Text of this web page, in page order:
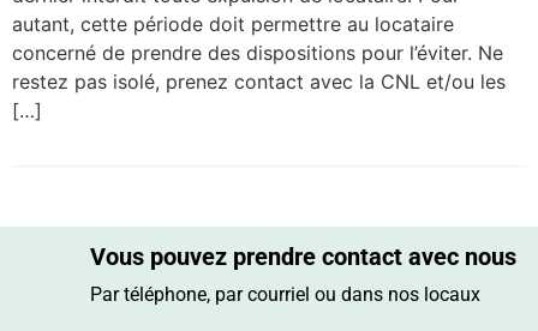
autant, cette période doit permettre au locataire
concerné de prendre des dispositions pour l’éviter. Ne
restez pas isolé, prenez contact avec la CNL et/ou les
[…]
Vous pouvez prendre contact avec nous
Par téléphone, par courriel ou dans nos locaux